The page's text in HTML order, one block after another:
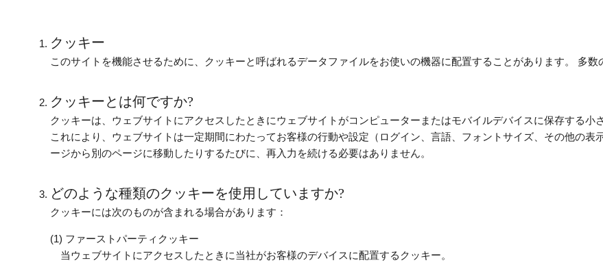
クッキー
このサイトを機能させるために、クッキーと呼ばれるデータファイルをお使いの機器に配置することがあります。 多数
クッキーとは何ですか?
クッキーは、ウェブサイトにアクセスしたときにウェブサイトがコンピューターまたはモバイルデバイスに保存する小
これにより、ウェブサイトは一定期間にわたってお客様の行動や設定（ログイン、言語、フォントサイズ、その他の
ージから別のページに移動したりするたびに、再入力を続ける必要はありません。
どのような種類のクッキーを使用していますか?
クッキーには次のものが含まれる場合があります：
ファーストパーティクッキー
当ウェブサイトにアクセスしたときに当社がお客様のデバイスに配置するクッキー。